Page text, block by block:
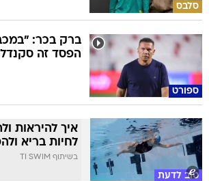
סלבס
ספורט
ברק בכר:
הפסד זה סקנדל"
טוב לדעת
איך להיראות
לחיות בריא
בשיתוף TI SWIM